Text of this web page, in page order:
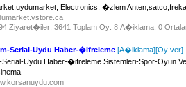
Electronics, �zlem
Ziyaret�iler: 3641 Toplam Oy: 8 A�iklama: 0
Serial-Uydu Haber-�ifreleme [A�iklama][Oy ver]
Serial-Uydu Haber-�ifreleme Sistemleri-Spor-